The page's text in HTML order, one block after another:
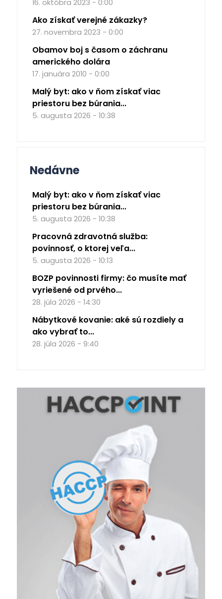
16. októbra 2023 - 0:00
Ako získať verejné zákazky?
27. novembra 2023 - 0:00
Obamov boj s časom o záchranu
amerického dolára
17. januára 2010 - 0:00
Malý byt: ako v ňom získať viac
priestoru bez búrania...
5. augusta 2026 - 10:38
Nedávne
Malý byt: ako v ňom získať viac
priestoru bez búrania...
5. augusta 2026 - 10:38
Pracovná zdravotná služba:
povinnosť, o ktorej veľa...
5. augusta 2026 - 10:13
BOZP povinnosti firmy: čo musíte mať
vyriešené od prvého...
28. júla 2026 - 14:30
Nábytkové kovanie: aké sú rozdiely a
ako vybrať to...
28. júla 2026 - 9:40